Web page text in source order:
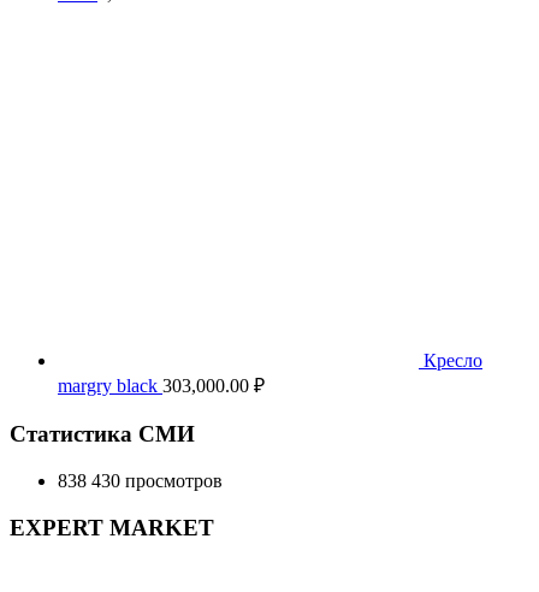
Кресло
margry black 303,000.00 ₽
Статистика СМИ
838 430 просмотров
EXPERT MARKET